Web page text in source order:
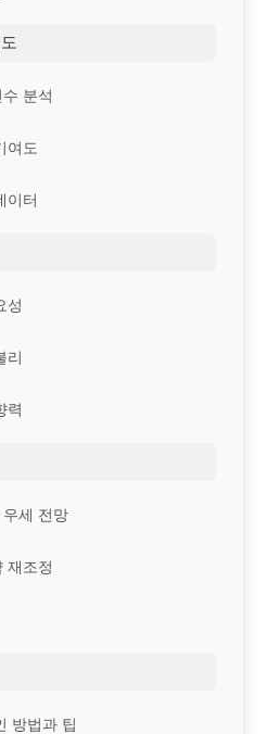
분석
여도
이터
성
리
력
세 전망
재조정
방법과 팁